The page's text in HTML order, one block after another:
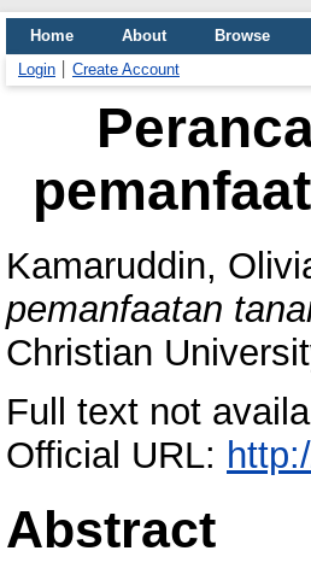
Home About
Browse
Login
Create Account
Kamaruddin,
pemanfaatan
Christian
Full text not
Official URL:
Abstract